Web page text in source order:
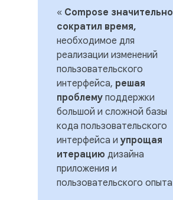
« Compose значительно
сократил время,
необходимое для
реализации изменений
пользовательского
интерфейса, решая
проблему поддержки
большой и сложной базы
кода пользовательского
интерфейса и упрощая
итерацию дизайна
приложения и
пользовательского